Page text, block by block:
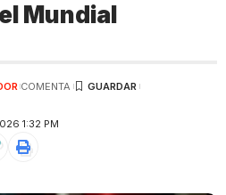
Mundial
1:32 PM
COMENTA